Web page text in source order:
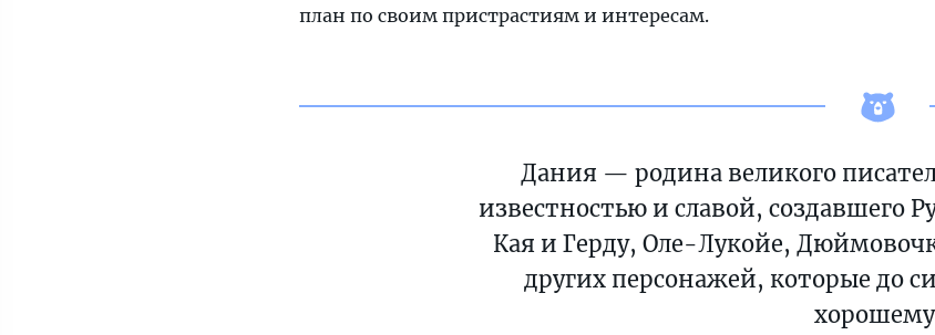
план по своим пристрастиям и интересам.
Дания — родина великого
известностью и славой, создавшего
Кая и Герду, Оле-Лукойе,
других персонажей, которые до